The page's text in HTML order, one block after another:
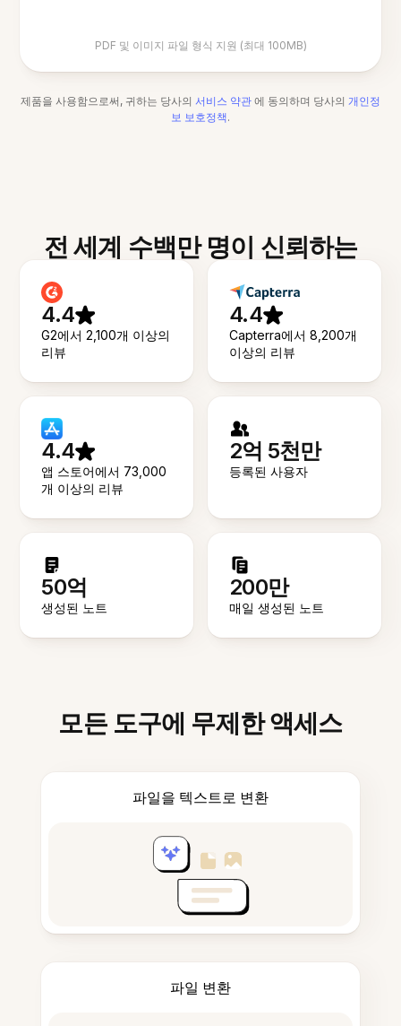
PDF 및 이미지 파일 형식 지원 (최대 100MB)
제품을 사용함으로써, 귀하는 당사의 서비스 약관 에 동의하며 당사의 개인정
보 보호정책.
전 세계 수백만 명이 신뢰하는
4.4
G2에서 2,100개 이상의
리뷰
4.4
Capterra에서 8,200개
이상의 리뷰
4.4
앱 스토어에서 73,000
개 이상의 리뷰
2억 5천만
등록된 사용자
50억
생성된 노트
200만
매일 생성된 노트
모든 도구에 무제한 액세스
파일을 텍스트로 변환
파일 변환